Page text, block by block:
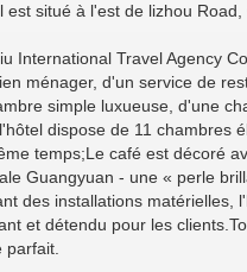
Il est situé à l'est de lizhou
International Travel Agency
ménager, d'un service de
simple luxueuse, d'une
dispose de 11
temps;Le café est décoré
Guangyuan - une « perle
des installations
et détendu pour les